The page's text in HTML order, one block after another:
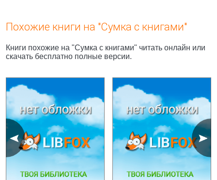
Похожие книги на "Сумка с книгами"
Книги похожие на "Сумка с книгами" читать онлайн или
скачать бесплатно полные версии.